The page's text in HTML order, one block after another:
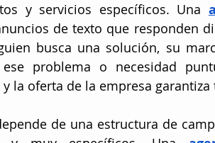
y servicios específicos. Una
de texto que responden
busca una solución, su
problema o necesidad
la oferta de la empresa garantiza
de una estructura de